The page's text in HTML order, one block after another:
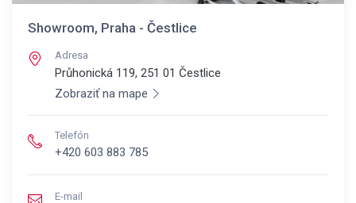
Showroom, Praha - Čestlice
Adresa
Průhonická 119, 251 01 Čestlice
Zobraziť na mape
Telefón
+420 603 883 785
E-mail